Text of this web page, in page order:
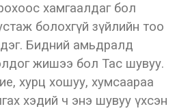
хамгаалдаг бол
болохгүй зүйлийн тоо
Бидний амьдралд
жишээ бол Тас шувуу.
хурц хошуу, хумсаараа
хэдий ч энэ шувуу үхсэн